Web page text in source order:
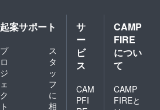
きませ
ん）
起案サポート
プ
ロ
ジ
ェ
ク
ト
ス
タ
ッ
フ
に
相
サ
ー
ビ
ス
CAM
PFI
CAMP
FIRE
につい
て
CAMP
FIREと